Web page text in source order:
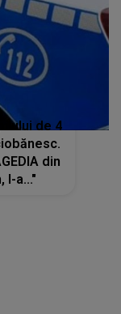
de 4
din
l-a..."